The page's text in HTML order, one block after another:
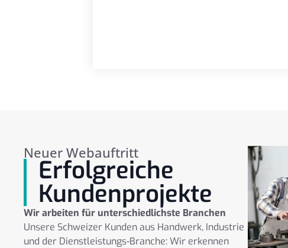
Neuer Webauftritt
Erfolgreiche
Kundenprojekte
Wir arbeiten für unterschiedlichste Branchen
Unsere Schweizer Kunden aus Handwerk, Industrie
und der Dienstleistungs-Branche: Wir erkennen